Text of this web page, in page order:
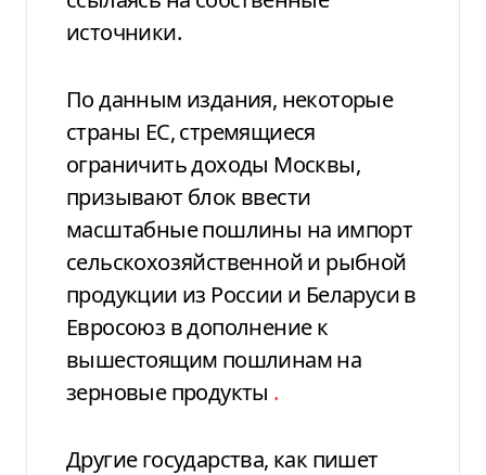
источники.
По данным издания, некоторые
страны ЕС, стремящиеся
ограничить доходы Москвы,
призывают блок ввести
масштабные пошлины на импорт
сельскохозяйственной и рыбной
продукции из России и Беларуси в
Евросоюз в дополнение к
вышестоящим пошлинам на
зерновые продукты .
Другие государства, как пишет